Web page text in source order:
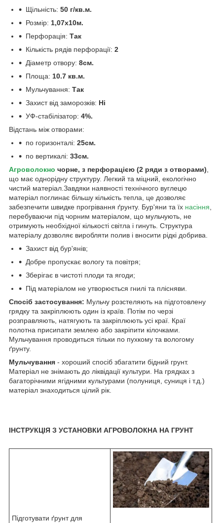
Щільність: 50 г/кв.м.
Розмір: 1,07х10м.
Перфорація: Так
Кількість рядів перфорації: 2
Діаметр отвору: 8см.
Площа: 10.7 кв.м.
Мульчування: Так
Захист від заморозків: Ні
УФ-стабілізатор: 4%.
Відстань між отворами:
по горизонталі: 25см.
по вертикалі: 33см.
Агроволокно чорне, з перфорацією (2 ряди з отворами),
що має однорідну структуру. Легкий та міцний, екологічно
чистий матеріал.Завдяки наявності технічного вуглецю
матеріал поглинає більшу кількість тепла, це дозволяє
забезпечити швидке прогрівання ґрунту. Бур'яни та їх насіння,
перебуваючи під чорним матеріалом, що мульчують, не
отримують необхідної кількості світла і гинуть. Структура
матеріалу дозволяє виробляти полив і вносити рідкі добрива.
Захист від бур'янів;
Добре пропускає вологу та повітря;
Зберігає в чистоті плоди та ягоди;
Під матеріалом не утворюється гнилі та плісняви.
Спосіб застосування: Мульчу розстеляють на підготовлену
грядку та закріплюють один із країв. Потім по черзі
розправляють, натягують та закріплюють усі краї. Краї
полотна присипати землею або закріпити кілочками.
Мульчування проводиться тільки по пухкому та вологому
ґрунту.
Мульчування - хороший спосіб збагатити бідний грунт.
Матеріал не знімають до ліквідації культури. На грядках з
багаторічними ягідними культурами (полуниця, суниця і т.д.)
матеріал знаходиться цілий рік.
ІНСТРУКЦІЯ З УСТАНОВКИ АГРОВОЛОКНА НА ГРУНТ
Підготувати ґрунт для